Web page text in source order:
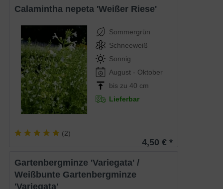
Calamintha nepeta 'Weißer Riese'
Sommergrün
Schneeweiß
Sonnig
August - Oktober
bis zu 40 cm
Lieferbar
(2)
4,50 € *
Gartenbergminze 'Variegata' /
Weißbunte Gartenbergminze
'Variegata'